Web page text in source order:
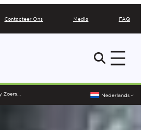
Contacteer Ons Media FAQ
Getaway Zoersel Nederlands